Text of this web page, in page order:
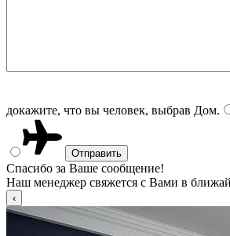
докажите, что вы человек, выбрав Дом.
Спасибо за Ваше сообщение!
Наш менеджер свяжется с Вами в